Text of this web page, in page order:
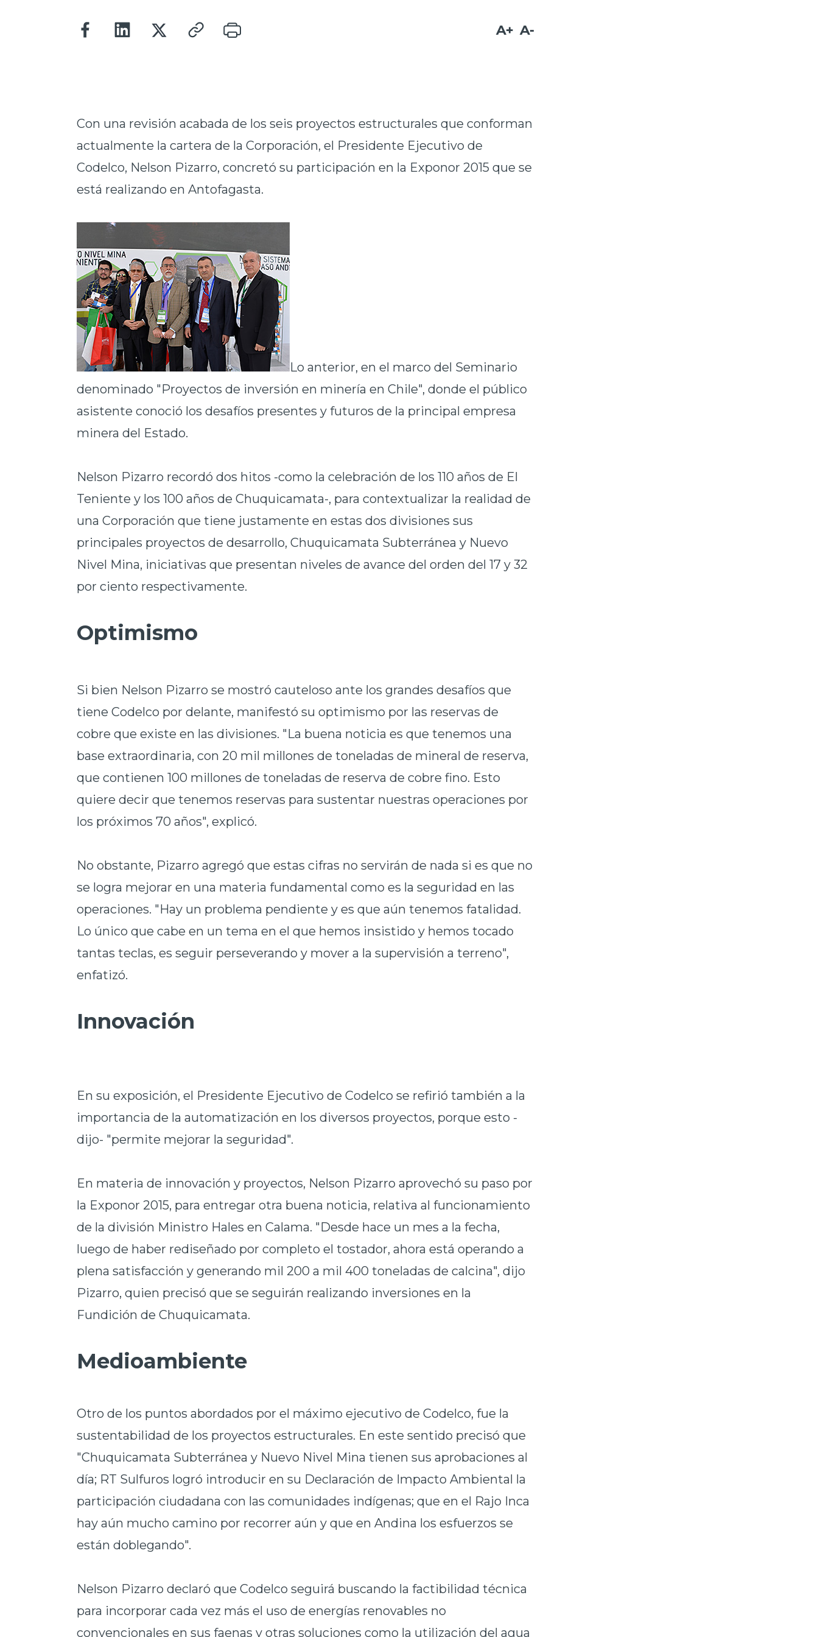
A+ A-
Con una revisión acabada de los seis proyectos estructurales que conforman
actualmente la cartera de la Corporación, el Presidente Ejecutivo de
Codelco, Nelson Pizarro, concretó su participación en la Exponor 2015 que se
está realizando en Antofagasta.
Lo anterior, en el marco del Seminario
denominado "Proyectos de inversión en minería en Chile", donde el público
asistente conoció los desafíos presentes y futuros de la principal empresa
minera del Estado.
Nelson Pizarro recordó dos hitos -como la celebración de los 110 años de El
Teniente y los 100 años de Chuquicamata-, para contextualizar la realidad de
una Corporación que tiene justamente en estas dos divisiones sus
principales proyectos de desarrollo, Chuquicamata Subterránea y Nuevo
Nivel Mina, iniciativas que presentan niveles de avance del orden del 17 y 32
por ciento respectivamente.
Optimismo
Si bien Nelson Pizarro se mostró cauteloso ante los grandes desafíos que
tiene Codelco por delante, manifestó su optimismo por las reservas de
cobre que existe en las divisiones. "La buena noticia es que tenemos una
base extraordinaria, con 20 mil millones de toneladas de mineral de reserva,
que contienen 100 millones de toneladas de reserva de cobre fino. Esto
quiere decir que tenemos reservas para sustentar nuestras operaciones por
los próximos 70 años", explicó.
No obstante, Pizarro agregó que estas cifras no servirán de nada si es que no
se logra mejorar en una materia fundamental como es la seguridad en las
operaciones. "Hay un problema pendiente y es que aún tenemos fatalidad.
Lo único que cabe en un tema en el que hemos insistido y hemos tocado
tantas teclas, es seguir perseverando y mover a la supervisión a terreno",
enfatizó.
Innovación
En su exposición, el Presidente Ejecutivo de Codelco se refirió también a la
importancia de la automatización en los diversos proyectos, porque esto -
dijo- "permite mejorar la seguridad".
En materia de innovación y proyectos, Nelson Pizarro aprovechó su paso por
la Exponor 2015, para entregar otra buena noticia, relativa al funcionamiento
de la división Ministro Hales en Calama. "Desde hace un mes a la fecha,
luego de haber rediseñado por completo el tostador, ahora está operando a
plena satisfacción y generando mil 200 a mil 400 toneladas de calcina", dijo
Pizarro, quien precisó que se seguirán realizando inversiones en la
Fundición de Chuquicamata.
Medioambiente
Otro de los puntos abordados por el máximo ejecutivo de Codelco, fue la
sustentabilidad de los proyectos estructurales. En este sentido precisó que
"Chuquicamata Subterránea y Nuevo Nivel Mina tienen sus aprobaciones al
día; RT Sulfuros logró introducir en su Declaración de Impacto Ambiental la
participación ciudadana con las comunidades indígenas; que en el Rajo Inca
hay aún mucho camino por recorrer aún y que en Andina los esfuerzos se
están doblegando".
Nelson Pizarro declaró que Codelco seguirá buscando la factibilidad técnica
para incorporar cada vez más el uso de energías renovables no
convencionales en sus faenas y otras soluciones como la utilización del agua